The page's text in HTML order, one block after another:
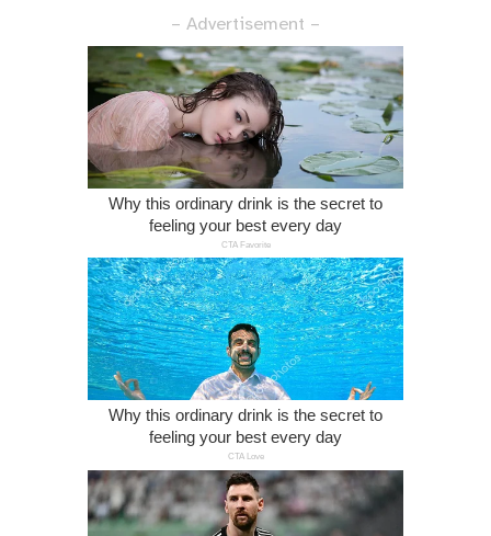
– Advertisement –